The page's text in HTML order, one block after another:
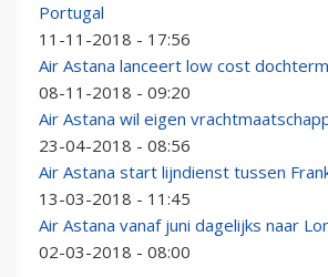
Portugal
11-11-2018 - 17:56
Air Astana lanceert low cost
08-11-2018 - 09:20
Air Astana wil eigen
23-04-2018 - 08:56
Air Astana start lijndienst tussen
13-03-2018 - 11:45
Air Astana vanaf juni dagelijks naar
02-03-2018 - 08:00